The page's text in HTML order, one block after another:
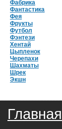
Фабрика
Фантастика
Фея
Фрукты
Футбол
Фэнтези
Хентай
Цыпленок
Черепахи
Шахматы
Шрек
Экшн
Главная